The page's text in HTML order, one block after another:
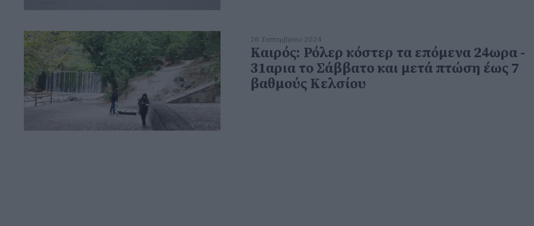
26 Σεπτεμβρίου 2024
Καιρός: Ρόλερ κόστερ τα επόμενα 24ωρα -
31αρια το Σάββατο και μετά πτώση έως 7
βαθμούς Κελσίου